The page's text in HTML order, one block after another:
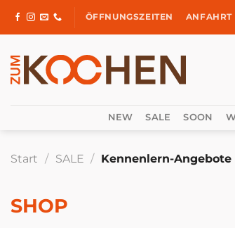
Inhalt
ÖFFNUNGSZEITEN ANFAHRT
NEW SALE SOON
Start / SALE / Kennenlern-Angebote
SHOP